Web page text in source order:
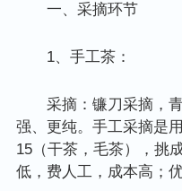
一、采摘环节
1、手工茶：
采摘：镰刀采摘，
强、更纯。手工采摘是
15（干茶，毛茶），挑
低，费人工，成本高；